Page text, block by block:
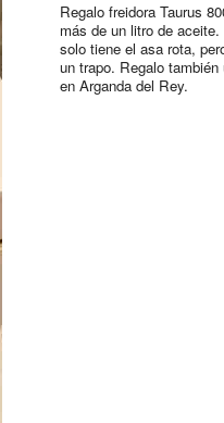
Regalo freidora Taurus
más de un litro de
solo tiene el asa rota,
un trapo. Regalo
en Arganda del Rey.